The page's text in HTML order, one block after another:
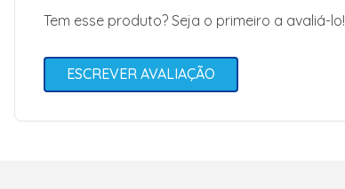
Tem esse produto? Seja o primeiro a avaliá-lo!
ESCREVER AVALIAÇÃO